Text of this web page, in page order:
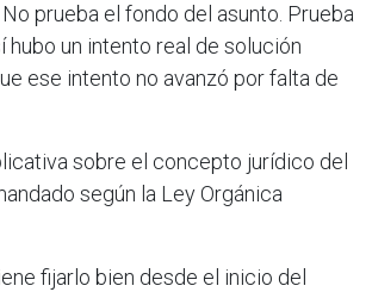
prueba el fondo del asunto. Prueba
hubo un intento real de solución
ese intento no avanzó por falta de
fijarlo bien desde el inicio del